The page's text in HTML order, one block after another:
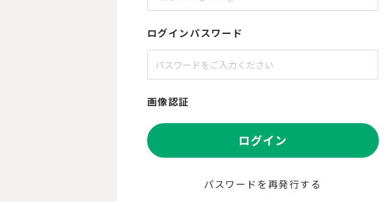
ログインパスワード
画像認証
ログイン
パスワードを再発行する